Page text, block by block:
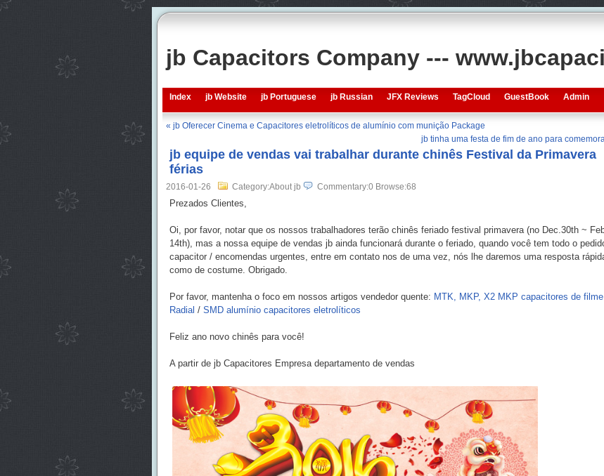
jb Capacitors Company ---
Index jb Website jb Portuguese jb Russian JFX Reviews TagCloud GuestBook Admin
« jb Oferecer Cinema e Capacitores eletrolíticos de alumínio com munição Package
jb tinha uma festa de fim de ano para
jb equipe de vendas vai trabalhar durante chinês Festival da Primavera
férias
2016-01-26 Category:About jb Commentary:0Browse:68
Prezados Clientes,
Oi, por favor, notar que os nossos trabalhadores terão chinês feriado festival primavera (no Dec.30th ~
14th), mas a nossa equipe de vendas jb ainda funcionará durante o feriado, quando você tem todo o
capacitor / encomendas urgentes, entre em contato nos de uma vez, nós lhe daremos uma resposta
como de costume. Obrigado.
Por favor, mantenha o foco em nossos artigos vendedor quente: MTK, MKP, X2 MKP capacitores de filme
Radial / SMD alumínio capacitores eletrolíticos
Feliz ano novo chinês para você!
A partir de jb Capacitores Empresa departamento de vendas